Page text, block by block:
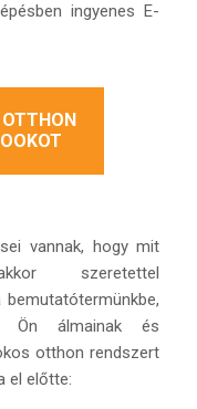
ingyenes E-
vannak, hogy mit
szeretettel
bemutatótermünkbe,
Ön álmainak és
otthon rendszert
el előtte: